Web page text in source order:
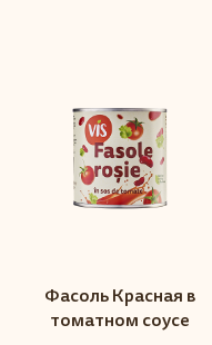
Фасоль Красная в
томатном соусе